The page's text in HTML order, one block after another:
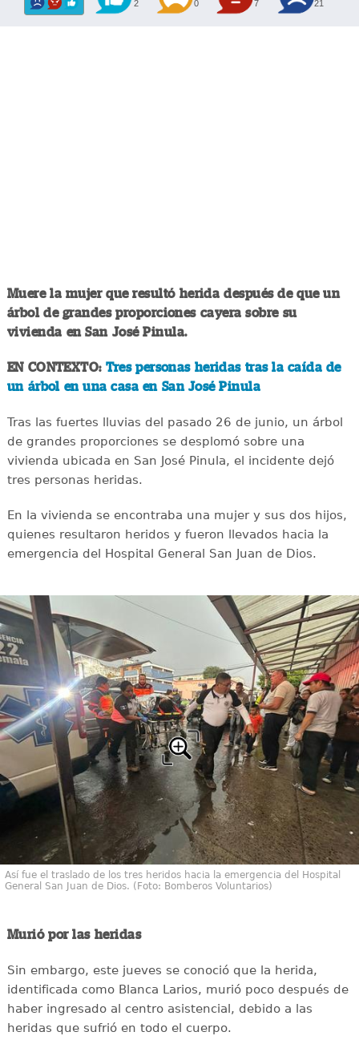
2 0 7 21
Muere la mujer que resultó herida después de que un
árbol de grandes proporciones cayera sobre su
vivienda en San José Pinula.
EN CONTEXTO: Tres personas heridas tras la caída de
un árbol en una casa en San José Pinula
Tras las fuertes lluvias del pasado 26 de junio, un árbol
de grandes proporciones se desplomó sobre una
vivienda ubicada en San José Pinula, el incidente dejó
tres personas heridas.
En la vivienda se encontraba una mujer y sus dos hijos,
quienes resultaron heridos y fueron llevados hacia la
emergencia del Hospital General San Juan de Dios.
Así fue el traslado de los tres heridos hacia la emergencia del Hospital
General San Juan de Dios. (Foto: Bomberos Voluntarios)
Murió por las heridas
Sin embargo, este jueves se conoció que la herida,
identificada como Blanca Larios, murió poco después de
haber ingresado al centro asistencial, debido a las
heridas que sufrió en todo el cuerpo.